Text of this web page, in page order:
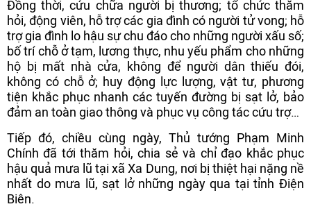
Đồng thời, cứu chữa người bị thương; tổ chức thăm
hỏi, động viên, hỗ trợ các gia đình có người tử vong; hỗ
trợ gia đình lo hậu sự chu đáo cho những người xấu số;
bố trí chỗ ở tạm, lương thực, nhu yếu phẩm cho những
hộ bị mất nhà cửa, không để người dân thiếu đói,
không có chỗ ở; huy động lực lượng, vật tư, phương
tiện khắc phục nhanh các tuyến đường bị sạt lở, bảo
đảm an toàn giao thông và phục vụ công tác cứu trợ…
Tiếp đó, chiều cùng ngày, Thủ tướng Phạm Minh
Chính đã tới thăm hỏi, chia sẻ và chỉ đạo khắc phục
hậu quả mưa lũ tại xã Xa Dung, nơi bị thiệt hại nặng nề
nhất do mưa lũ, sạt lở những ngày qua tại tỉnh Điện
Biên.